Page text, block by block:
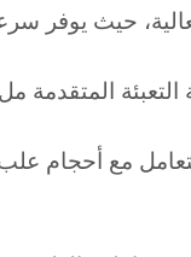
مع أحجام